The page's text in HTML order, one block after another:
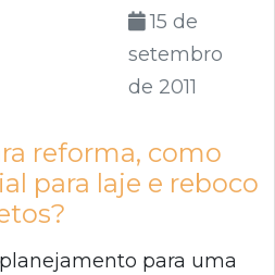
15 de
setembro
de 2011
reforma, como
para laje e reboco
para uma